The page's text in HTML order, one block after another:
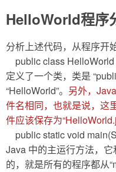
HelloWorld程序
分析上述代码，从程序开
public class HelloWorld
定义了一个类，类是
“HelloWorld”。 另外，
件名相同，也就是说，这
件应该保存为
public static void
Java 中的主运行方法，
的，就是所有的程序都从